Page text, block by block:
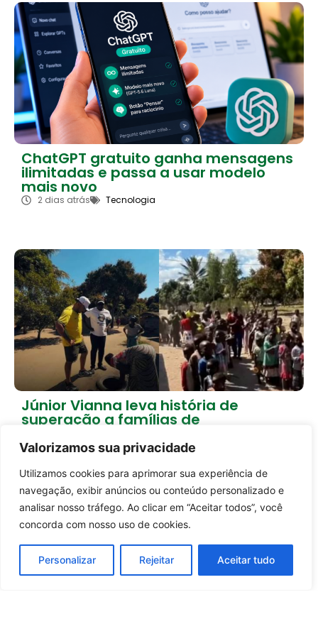
Valorizamos sua privacidade
Utilizamos cookies para aprimorar sua experiência de
navegação, exibir anúncios ou conteúdo personalizado e
analisar nosso tráfego. Ao clicar em “Aceitar todos”, você
concorda com nosso uso de cookies.
Personalizar Rejeitar Aceitar tudo
ChatGPT gratuito ganha mensagens
ilimitadas e passa a usar modelo
mais novo
2 dias atrás Tecnologia
Júnior Vianna leva história de
superação a famílias de
2 dias atrás Brasil
Carregar mais notícias